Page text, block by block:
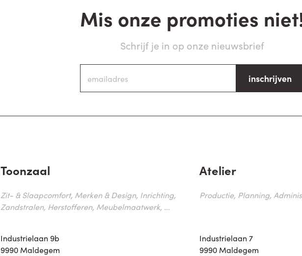
Mis onze promoties
Schrijf je in op onze nieuwsbrief
inschrijven
Toonzaal
Zit- & Slaapcomfort, Merken & Design, Inrichting,
Zandstralen, Herstofferen, Meubelmaatwerk, ...
Industrielaan 9b
9990 Maldegem
Atelier
Productie, Planning,
Industrielaan 7
9990 Maldegem